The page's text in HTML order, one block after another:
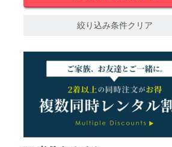
絞り込み条件クリア